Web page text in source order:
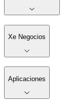
Xe Negocios
Aplicaciones